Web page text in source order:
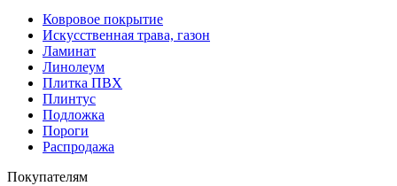
Ковровое покрытие
Искусственная трава, газон
Ламинат
Линолеум
Плитка ПВХ
Плинтус
Подложка
Пороги
Распродажа
Покупателям